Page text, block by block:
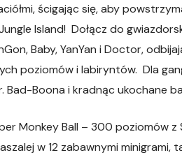
ścigając się, aby
Island! Dołącz do
Baby, YanYan i Doctor,
poziomów i labiryntów. Dla
Bad-Boona i kradnąc ukochane
Monkey Ball – 300 poziomów z
w 12 zabawnymi minigrami,